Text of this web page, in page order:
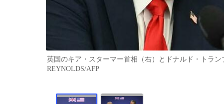
英国のキア・スターマー首相（右）とドナルド・トラ
REYNOLDS/AFP